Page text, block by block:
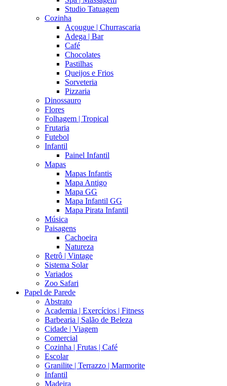
Studio Tatuagem
Cozinha
Açougue | Churrascaria
Adega | Bar
Café
Chocolates
Pastilhas
Queijos e Frios
Sorveteria
Pizzaria
Dinossauro
Flores
Folhagem | Tropical
Frutaria
Futebol
Infantil
Painel Infantil
Mapas
Mapas Infantis
Mapa Antigo
Mapa GG
Mapa Infantil GG
Mapa Pirata Infantil
Música
Paisagens
Cachoeira
Natureza
Retrô | Vintage
Sistema Solar
Variados
Zoo Safari
Papel de Parede
Abstrato
Academia | Exercícios | Fitness
Barbearia | Salão de Beleza
Cidade | Viagem
Comercial
Cozinha | Frutas | Café
Escolar
Granilite | Terrazzo | Marmorite
Infantil
Madeira